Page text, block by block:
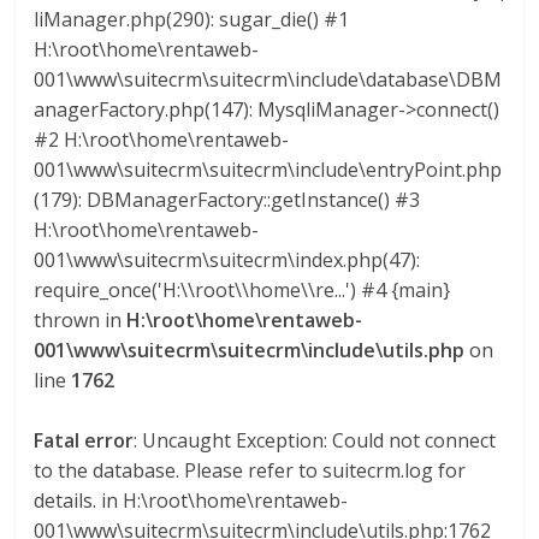
o
m
b
a
liManager.php(290): sugar_die() #1
H:\root\home\rentaweb-
001\www\suitecrm\suitecrm\include\database\DBM
anagerFactory.php(147): MysqliManager->connect()
#2 H:\root\home\rentaweb-
001\www\suitecrm\suitecrm\include\entryPoint.php
(179): DBManagerFactory::getInstance() #3
H:\root\home\rentaweb-
001\www\suitecrm\suitecrm\index.php(47):
require_once('H:\\root\\home\\re...') #4 {main}
thrown in H:\root\home\rentaweb-
001\www\suitecrm\suitecrm\include\utils.php on
line 1762
Fatal error: Uncaught Exception: Could not connect
to the database. Please refer to suitecrm.log for
details. in H:\root\home\rentaweb-
001\www\suitecrm\suitecrm\include\utils.php:1762